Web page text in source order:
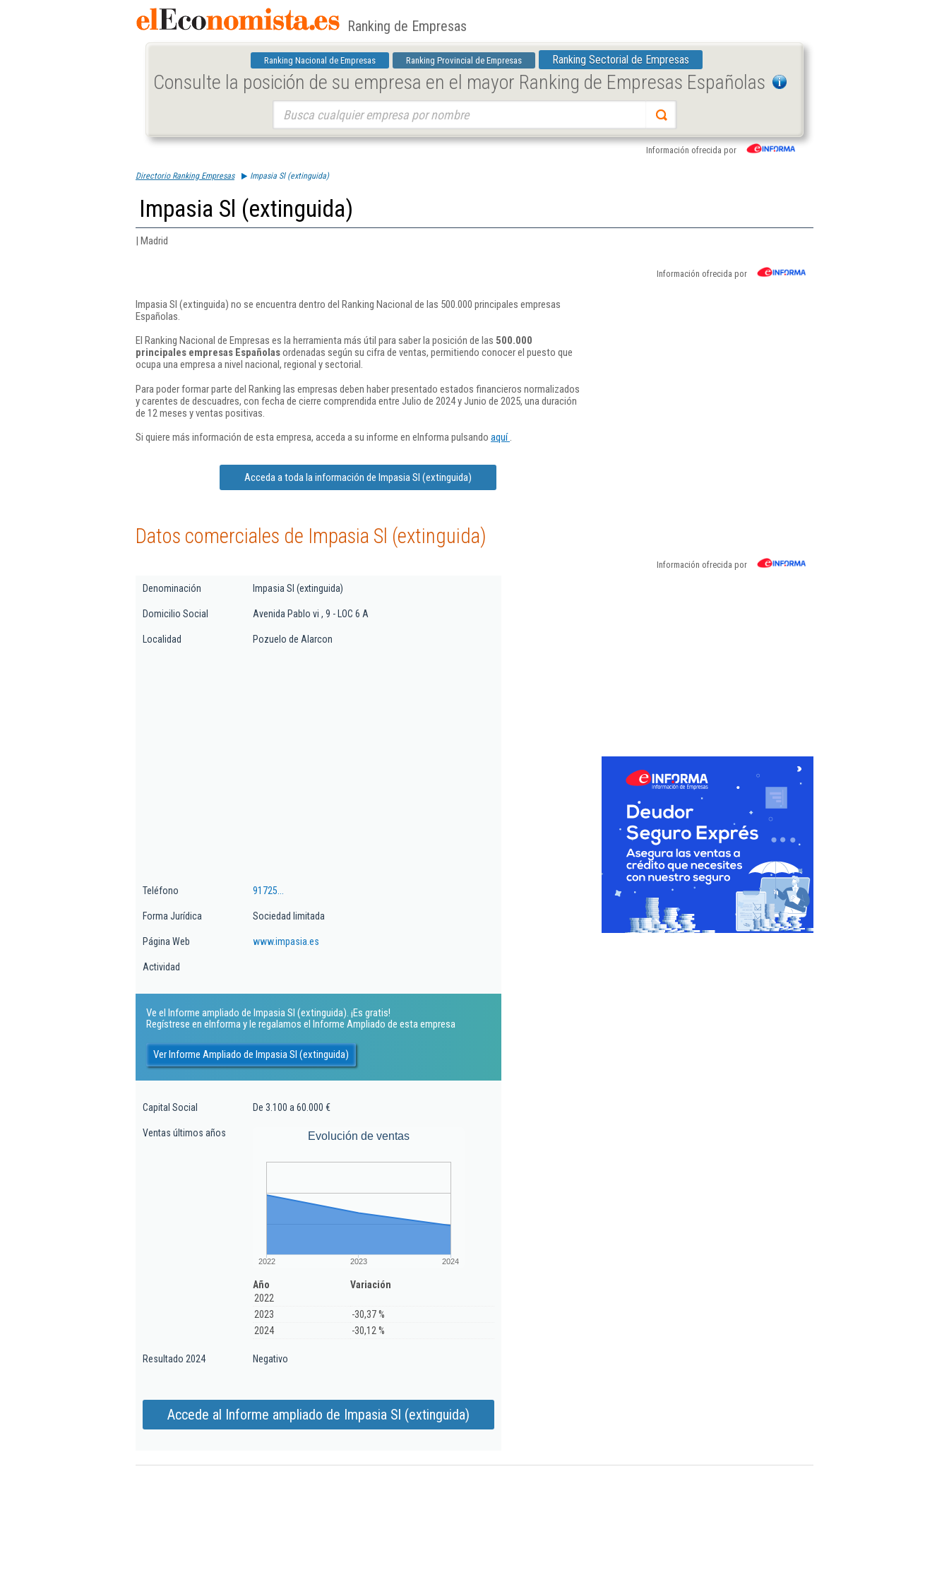
Ranking de Empresas
Ranking Nacional de Empresas Ranking Provincial de Empresas Ranking Sectorial de Empresas
Consulte la posición de su empresa en el mayor Ranking de Empresas Españolas
Información ofrecida por
Directorio Ranking Empresas Impasia Sl (extinguida)
Impasia Sl (extinguida)
| Madrid
Información ofrecida por
Impasia Sl (extinguida) no se encuentra dentro del Ranking Nacional de las 500.000 principales empresas
Españolas.
El Ranking Nacional de Empresas es la herramienta más útil para saber la posición de las 500.000
principales empresas Españolasordenadas según su cifra de ventas, permitiendo conocer el puesto que
ocupa una empresa a nivel nacional, regional y sectorial.
Para poder formar parte del Ranking las empresas deben haber presentado estados financieros normalizados
y carentes de descuadres, con fecha de cierre comprendida entre Julio de 2024 y Junio de 2025, una duración
de 12 meses y ventas positivas.
Si quiere más información de esta empresa, acceda a su informe en eInforma pulsando aquí.
Acceda a toda la información de Impasia Sl (extinguida)
Datos comerciales de Impasia Sl (extinguida)
Información ofrecida por
Denominación Impasia Sl (extinguida)
Domicilio Social Avenida Pablo vi , 9 - LOC 6 A
Localidad Pozuelo de Alarcon
Teléfono 91725...
Forma Jurídica Sociedad limitada
Página Web www.impasia.es
Actividad
Ve el Informe ampliado de Impasia Sl (extinguida). ¡Es gratis!
Regístrese en eInforma y le regalamos el Informe Ampliado de esta empresa
Ver Informe Ampliado de Impasia Sl (extinguida)
Capital Social De 3.100 a 60.000 €
Ventas últimos años Evolución de ventas
2022 2023 2024
Año
Variación
2022
2023
-30,37 %
2024
-30,12 %
Resultado 2024 Negativo
Accede al Informe ampliado de Impasia Sl (extinguida)